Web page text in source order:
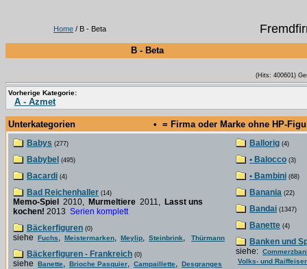
Home / B - Beta
B - Beta
(Hits: 400601)
Vorherige Kategorie:
A - Azmet
Unterkategorien • = Firma oder Marke ohne HP-
Babys (277)
Babybel (495)
Bacardi (4)
Bad Reichenhaller (14)
Memo-Spiel 2010, Murmeltiere 2011, Lasst uns
kochen! 2013 Serien komplett
Bäckerfiguren (0)
siehe Fuchs, Meistermarken, Meylip, Steinbrink, Thürmann
Bäckerfiguren - Frankreich (0)
siehe Banette, Brioche Pasquier, Campaillette, Desgranges
Ballorig (4)
• Balocco (3)
• Bambini (68)
Banania (22)
Bandai (1347)
Banette (4)
Banken und
siehe:
Volks- und